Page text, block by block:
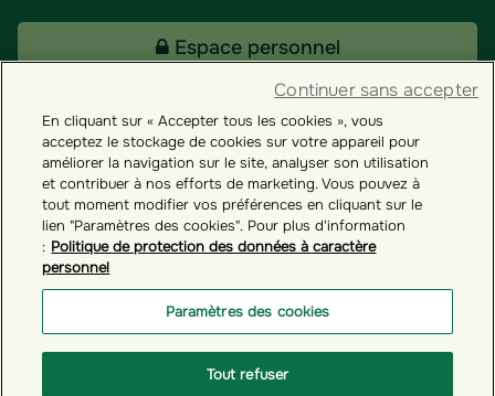
Espace personnel
Tous nos fonds
Contact
Groupama ES
Paramètres des cookies
En cliquant sur « Accepter tous les cookies », vous
acceptez le stockage de cookies sur votre appareil pour
améliorer la navigation sur le site, analyser son utilisation
et contribuer à nos efforts de marketing. Vous pouvez à
tout moment modifier vos préférences en cliquant sur le
lien "Paramètres des cookies". Pour plus d'information
: Politique de protection des données à caractère
personnel
Paramètres des cookies
Tout refuser
Continuer sans accepter